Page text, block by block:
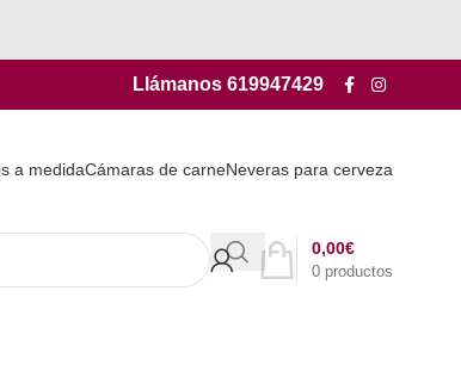
Llámanos 619947429
a medidaCámaras de carneNeveras para cerveza
0 productos
0,00€